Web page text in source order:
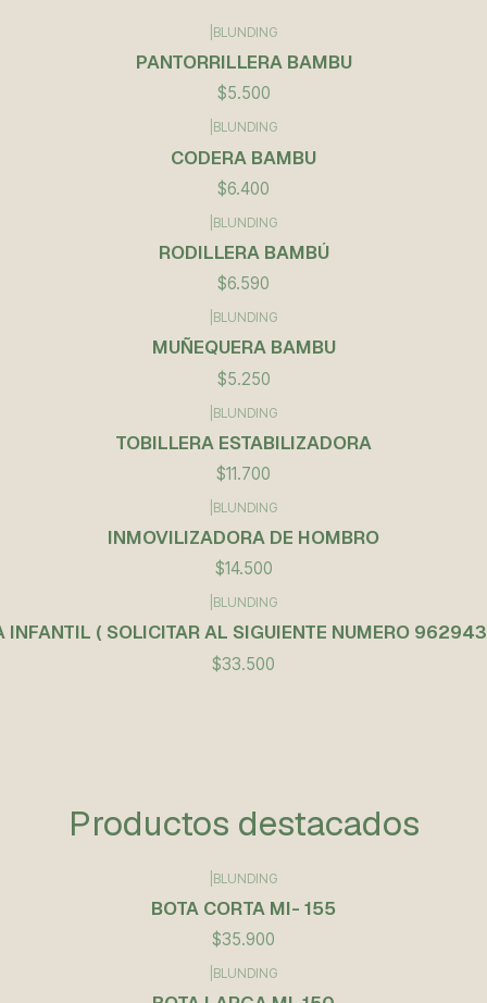
BLUNDING
PANTORRILLERA BAMBU
$5.500
BLUNDING
CODERA BAMBU
$6.400
BLUNDING
RODILLERA BAMBÚ
$6.590
BLUNDING
MUÑEQUERA BAMBU
$5.250
BLUNDING
TOBILLERA ESTABILIZADORA
$11.700
BLUNDING
INMOVILIZADORA DE HOMBRO
$14.500
BLUNDING
INFANTIL ( SOLICITAR AL SIGUIENTE NUMERO
$33.500
Productos destacados
BLUNDING
BOTA CORTA MI- 155
$35.900
BLUNDING